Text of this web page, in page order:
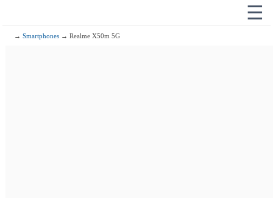
☰
→Smartphones → Realme X50m 5G